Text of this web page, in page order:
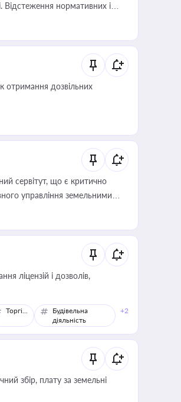
Відстеження нормативних і
час оподаткування,
діяльності
отримання дозвільних
сервітут, що є критично
управління земельними
ліцензій і дозволів,
Торгівля
Будівельна
діяльність
+2
збір, плату за земельні